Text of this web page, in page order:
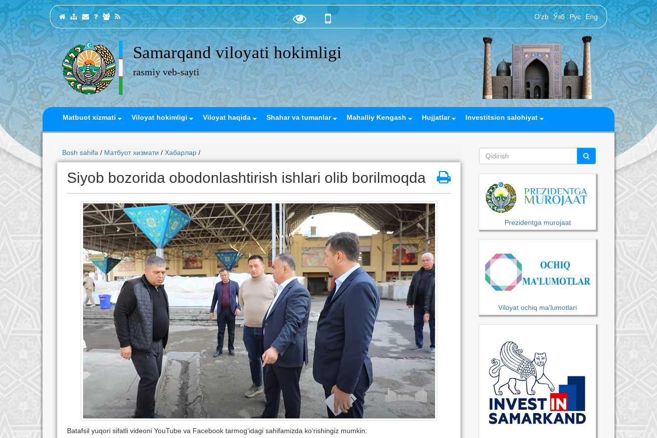
O‘zb Ўзб Рус Eng
Samarqand viloyati hokimligi
rasmiy veb-sayti
Matbuot xizmati Viloyat hokimligi Viloyat haqida Shahar va tumanlar Mahalliy Kengash Hujjatlar Investitsion salohiyat
Bosh sahifa / Матбуот хизмати / Хабарлар /
Siyob bozorida obodonlashtirish ishlari olib borilmoqda
Batafsil yuqori sifatli videoni YouTube va Facebook tarmog‘idagi sahifamizda ko‘rishingiz mumkin:
Prezidentga murojaat
Viloyat ochiq ma'lumotlari